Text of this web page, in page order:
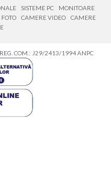
SISTEME PC
MONITOARE
CAMERE VIDEO
CAMERE
COM.: J29/2413/1994ANPC